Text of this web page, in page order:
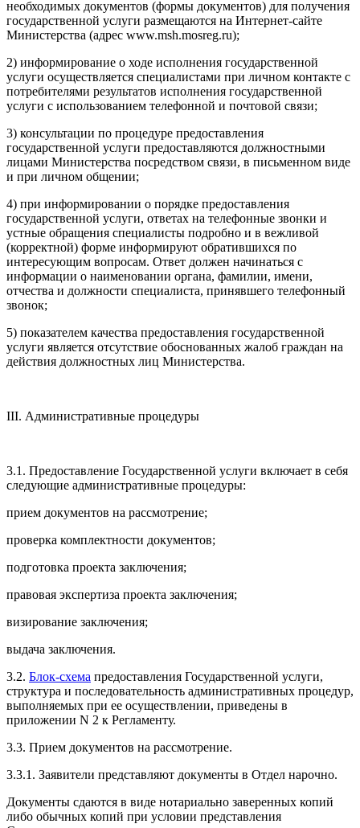
необходимых документов (формы документов) для получения
государственной услуги размещаются на Интернет-сайте
Министерства (адрес www.msh.mosreg.ru);
2) информирование о ходе исполнения государственной
услуги осуществляется специалистами при личном контакте с
потребителями результатов исполнения государственной
услуги с использованием телефонной и почтовой связи;
3) консультации по процедуре предоставления
государственной услуги предоставляются должностными
лицами Министерства посредством связи, в письменном виде
и при личном общении;
4) при информировании о порядке предоставления
государственной услуги, ответах на телефонные звонки и
устные обращения специалисты подробно и в вежливой
(корректной) форме информируют обратившихся по
интересующим вопросам. Ответ должен начинаться с
информации о наименовании органа, фамилии, имени,
отчества и должности специалиста, принявшего телефонный
звонок;
5) показателем качества предоставления государственной
услуги является отсутствие обоснованных жалоб граждан на
действия должностных лиц Министерства.
III. Административные процедуры
3.1. Предоставление Государственной услуги включает в себя
следующие административные процедуры:
прием документов на рассмотрение;
проверка комплектности документов;
подготовка проекта заключения;
правовая экспертиза проекта заключения;
визирование заключения;
выдача заключения.
3.2. Блок-схема предоставления Государственной услуги,
структура и последовательность административных процедур,
выполняемых при ее осуществлении, приведены в
приложении N 2 к Регламенту.
3.3. Прием документов на рассмотрение.
3.3.1. Заявители представляют документы в Отдел нарочно.
Документы сдаются в виде нотариально заверенных копий
либо обычных копий при условии представления